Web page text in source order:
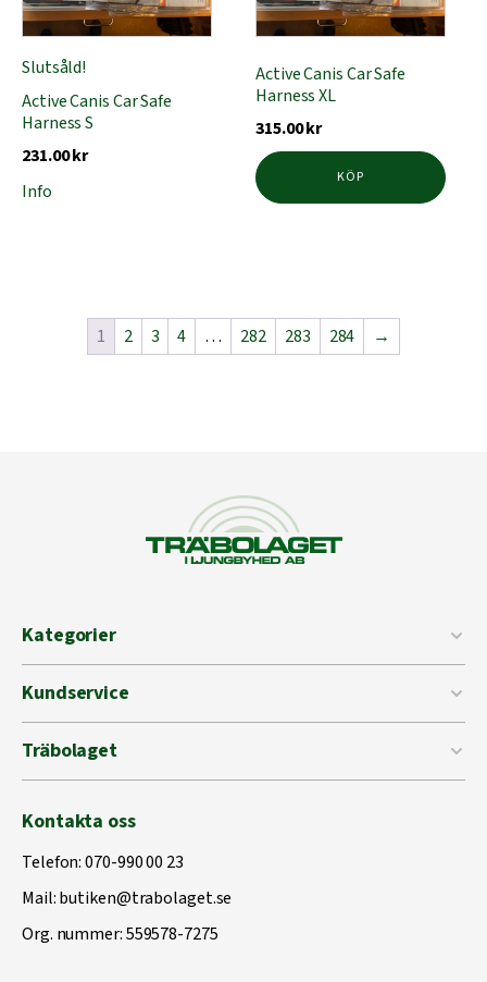
Slutsåld!
Active Canis Car Safe
Harness S
231.00kr
Info
Active Canis Car Safe
Harness XL
315.00kr
KÖP
1 2 3 4 … 282 283 284 →
Kategorier
Kundservice
Träbolaget
Kontakta oss
Telefon:070-990 00 23
Mail:butiken@trabolaget.se
Org. nummer: 559578-7275